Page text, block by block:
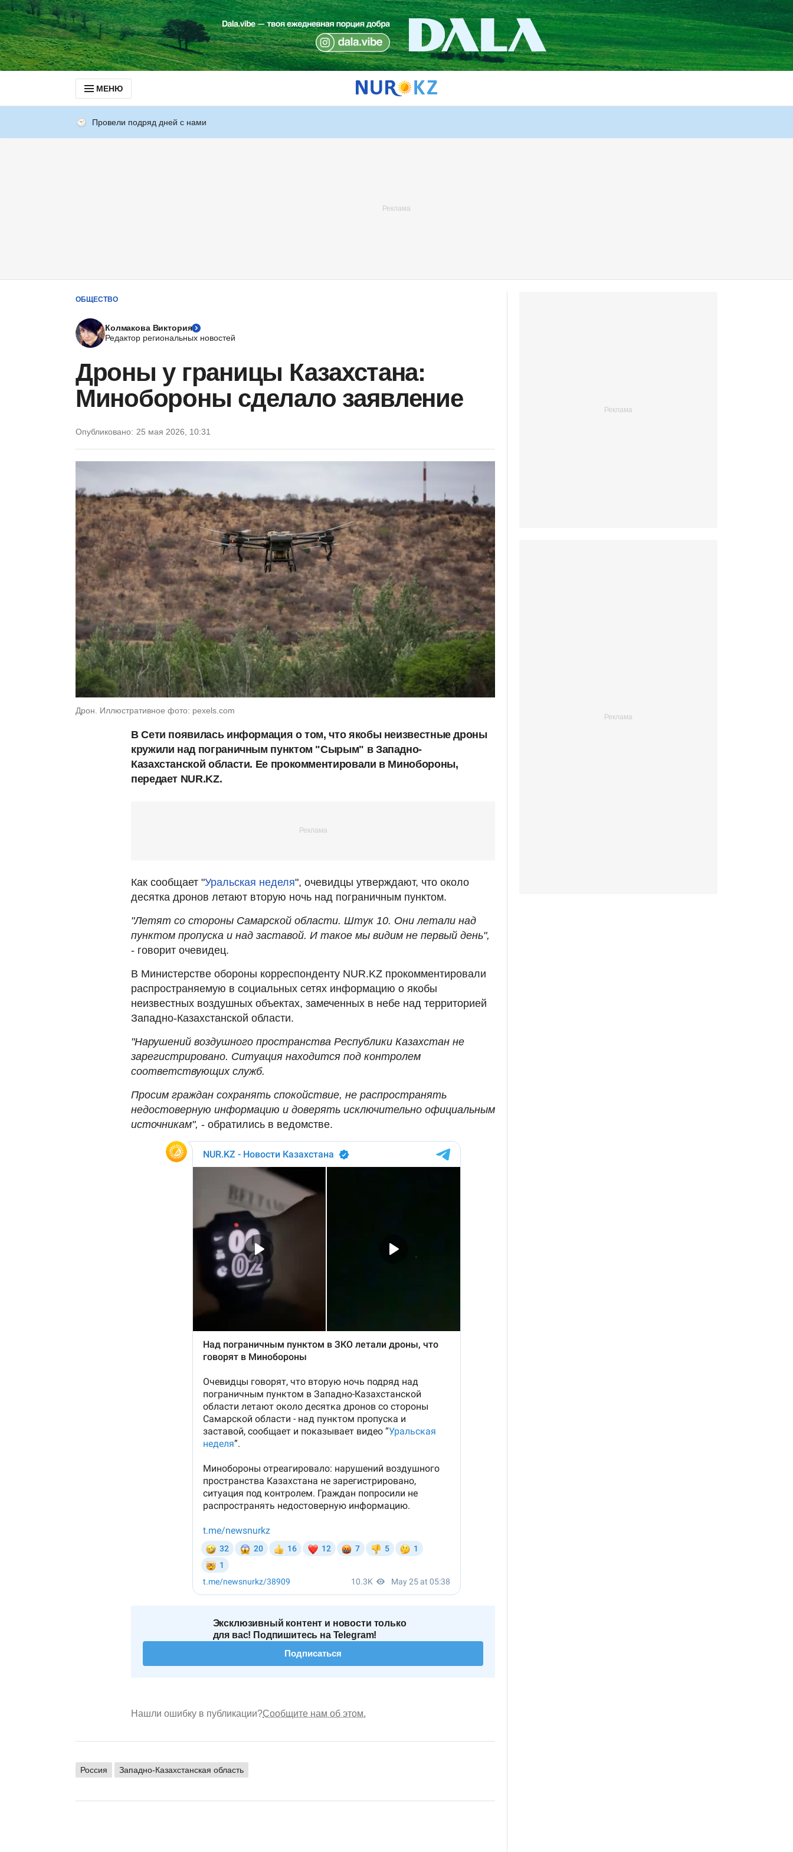
МЕНЮ
Провели подряд дней с нами
ОБЩЕСТВО
Колмакова Виктория
Редактор региональных новостей
Дроны у границы Казахстана:
Минобороны сделало заявление
Опубликовано: 25 мая 2026, 10:31
Дрон. Иллюстративное фото: pexels.com
В Сети появилась информация о том, что якобы неизвестные дроны
кружили над пограничным пунктом "Сырым" в Западно-
Казахстанской области. Ее прокомментировали в Минобороны,
передает NUR.KZ.
Как сообщает "Уральская неделя", очевидцы утверждают, что около
десятка дронов летают вторую ночь над пограничным пунктом.
"Летят со стороны Самарской области. Штук 10. Они летали над
пунктом пропуска и над заставой. И такое мы видим не первый день",
- говорит очевидец.
В Министерстве обороны корреспонденту NUR.KZ прокомментировали
распространяемую в социальных сетях информацию о якобы
неизвестных воздушных объектах, замеченных в небе над территорией
Западно-Казахстанской области.
"Нарушений воздушного пространства Республики Казахстан не
зарегистрировано. Ситуация находится под контролем
соответствующих служб.
Просим граждан сохранять спокойствие, не распространять
недостоверную информацию и доверять исключительно официальным
источникам", - обратились в ведомстве.
Эксклюзивный контент и новости только
для вас! Подпишитесь на Telegram!
Подписаться
Нашли ошибку в публикации?Сообщите нам об этом.
Россия Западно-Казахстанская область